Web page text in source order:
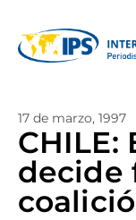
17 de marzo, 1997
CHILE:
decide